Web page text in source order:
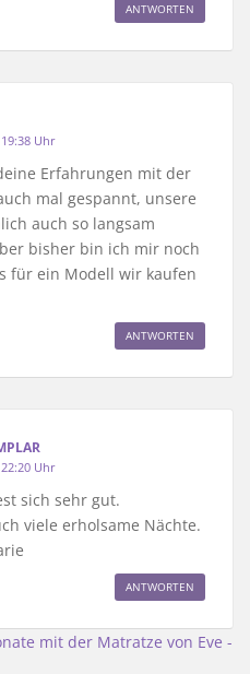
ANTWORTEN
Uhr
Erfahrungen mit der
mal gespannt, unsere
auch so langsam
bisher bin ich mir noch
für ein Modell wir kaufen
ANTWORTEN
Uhr
sich sehr gut.
viele erholsame Nächte.
ANTWORTEN
mit der Matratze von Eve -